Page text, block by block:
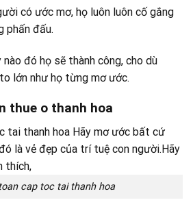
có ước mơ, họ luôn luôn cố gắng
phấn đấu.
đó họ sẽ thành công, cho dù
lớn như họ từng mơ ước.
thue o thanh hoa
cap toc tai thanh hoa